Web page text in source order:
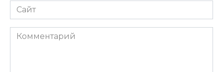
Сайт
Комментарий